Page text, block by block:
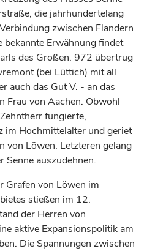
die jahrhundertelang
zwischen Flandern
bekannte Erwähnung findet
des Großen. 972 übertrug
(bei Lüttich) mit all
auch das Gut V. - an das
Frau von Aachen. Obwohl
fungierte,
im Hochmittelalter und geriet
von Löwen. Letzteren gelang
Senne auszudehnen.
Grafen von Löwen im
stießen im 12.
der Herren von
aktive Expansionspolitik am
Die Spannungen zwischen